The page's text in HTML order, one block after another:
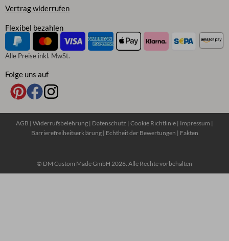
Vertrag widerrufen
Flexibel bezahlen
Alle Preise inkl. MwSt.
Folge uns auf
© DM Custom Made GmbH 2026. Alle Rechte vorbehalten
AGB | Widerrufsbelehrung | Datenschutz | Cookie Richtlinie | Impressum |
Barrierefreiheitserklärung| Echtheit der Bewertungen | Fakten